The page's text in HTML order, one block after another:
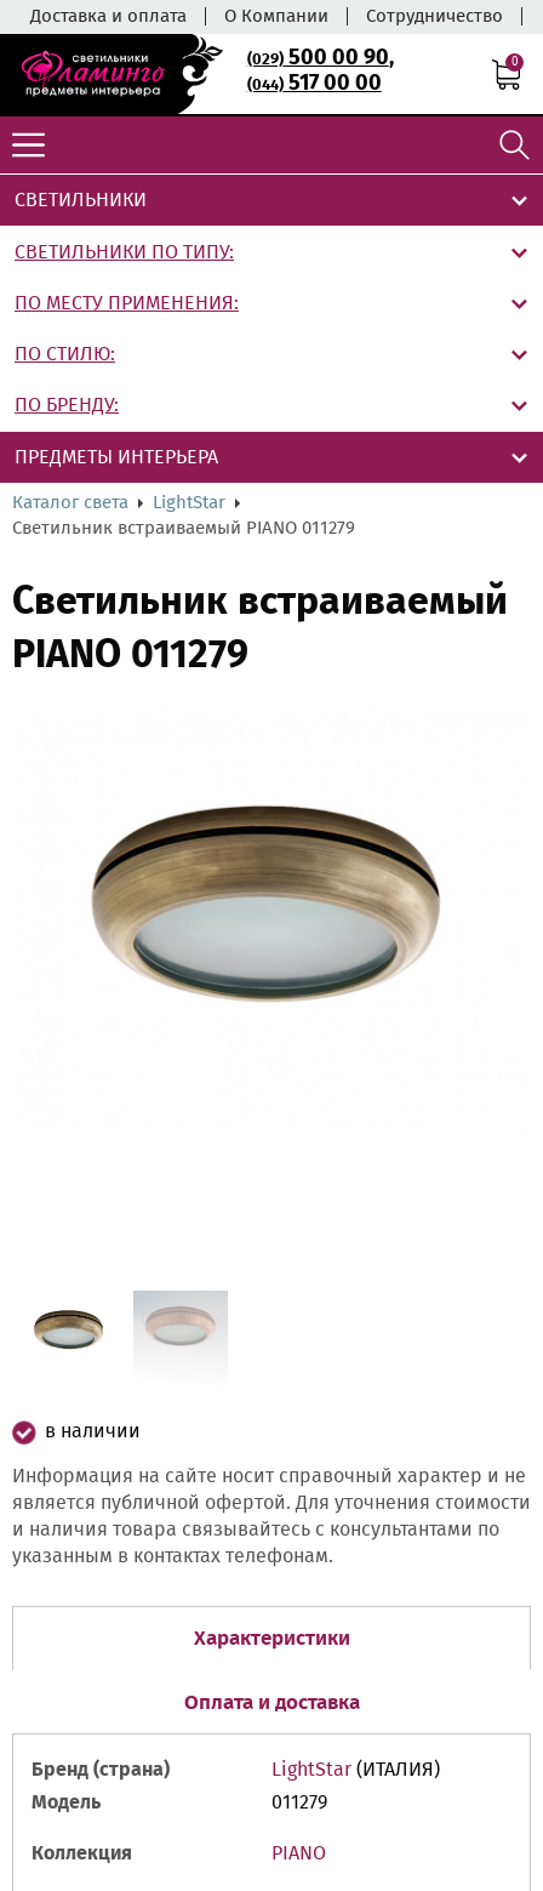
Доставка и оплата О Компании Сотрудничество
(029)500 00 90,
(044)517 00 00
0
СВЕТИЛЬНИКИ
СВЕТИЛЬНИКИ ПО ТИПУ:
ПО МЕСТУ ПРИМЕНЕНИЯ:
ПО СТИЛЮ:
ПО БРЕНДУ:
ПРЕДМЕТЫ ИНТЕРЬЕРА
Каталог света
LightStar
Светильник встраиваемый PIANO 011279
Светильник встраиваемый
PIANO 011279
в наличии
Информация на сайте носит справочный характер и не
является публичной офертой. Для уточнения стоимости
и наличия товара связывайтесь с консультантами по
указанным в контактах телефонам.
Характеристики
Оплата и доставка
Бренд (страна) LightStar (ИТАЛИЯ)
Модель
011279
Коллекция PIANO